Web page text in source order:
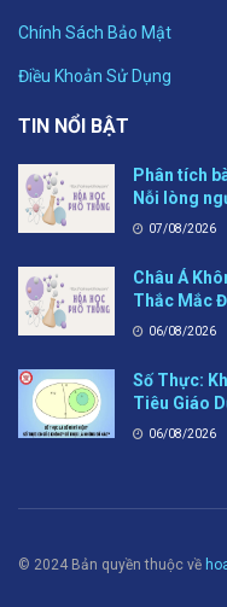
Chính Sách Bảo Mật
Điều Khoản Sử Dụng
TIN NỔI BẬT
Phân tích
Nỗi lòng
07/08/2026
Châu Á
Thắc Mắc
06/08/2026
Số Thực:
Tiêu Giáo
06/08/2026
© 2024 Bản quyền thuộc về